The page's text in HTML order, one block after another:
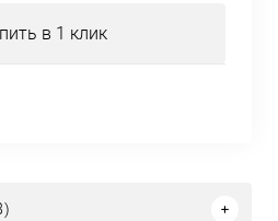
в 1 клик